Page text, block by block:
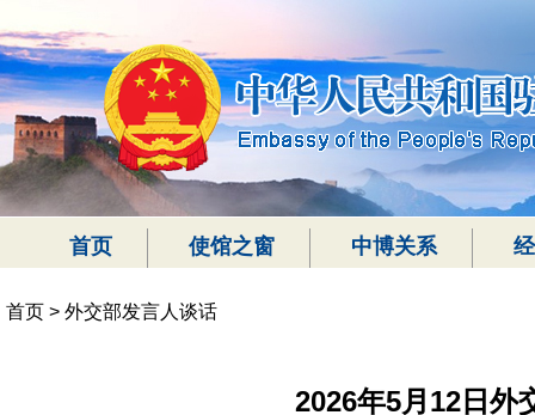
首页 使馆之窗 中博关系
首页 > 外交部发言人谈话
2026年5月12日外